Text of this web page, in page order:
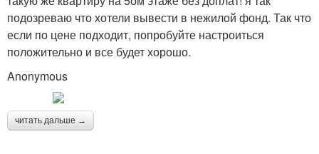
подозреваю что хотели вывести в нежилой фонд. Так что
если по цене подходит, попробуйте настроиться
положительно и все будет хорошо.
Anonymous
читать дальше →